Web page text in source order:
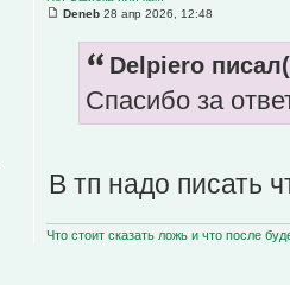
Deneb 28 апр 2026, 12:48
Delpiero
Спасибо за
В тп надо писать
Что стоит сказать ложь и что после